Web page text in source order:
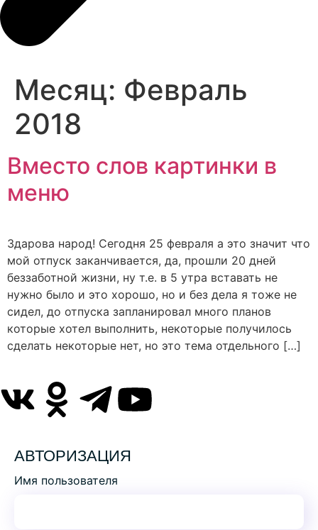
Месяц: Февраль
2018
Вместо слов картинки в
меню
Здарова народ! Сегодня 25 февраля а это значит что
мой отпуск заканчивается, да, прошли 20 дней
беззаботной жизни, ну т.е. в 5 утра вставать не
нужно было и это хорошо, но и без дела я тоже не
сидел, до отпуска запланировал много планов
которые хотел выполнить, некоторые получилось
сделать некоторые нет, но это тема отдельного […]
АВТОРИЗАЦИЯ
Имя пользователя